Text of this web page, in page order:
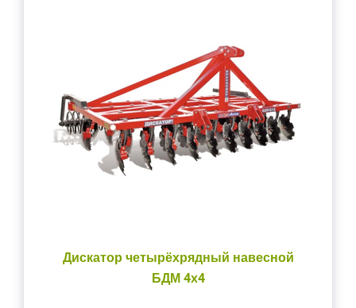
Дискатор четырёхрядный навесной
БДМ 4х4